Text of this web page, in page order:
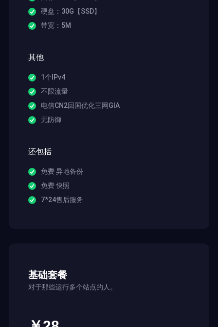
硬盘：30G【SSD】
带宽：5M
其他
1个IPv4
不限流量
电信CN2回国优化三网GIA
无防御
还包括
免费 异地备份
免费 快照
7*24售后服务
基础套餐
对于那些运行多个站点的人。